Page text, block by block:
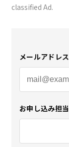
classified Ad.
メールアドレス
お申し込み担